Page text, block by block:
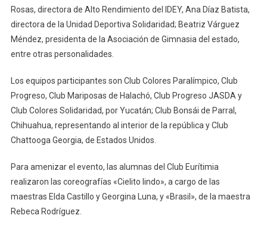
Especiales
Rosas, directora de Alto Rendimiento del IDEY, Ana Díaz Batista,
directora de la Unidad Deportiva Solidaridad; Beatriz Várguez
Méndez, presidenta de la Asociación de Gimnasia del estado,
entre otras personalidades.
Los equipos participantes son Club Colores Paralímpico, Club
Progreso, Club Mariposas de Halachó, Club Progreso JASDA y
Club Colores Solidaridad, por Yucatán; Club Bonsái de Parral,
Chihuahua, representando al interior de la república y Club
Chattooga Georgia, de Estados Unidos.
Para amenizar el evento, las alumnas del Club Eurítimia
realizaron las coreografías «Cielito lindo», a cargo de las
maestras Elda Castillo y Georgina Luna, y «Brasil», de la maestra
Rebeca Rodríguez.